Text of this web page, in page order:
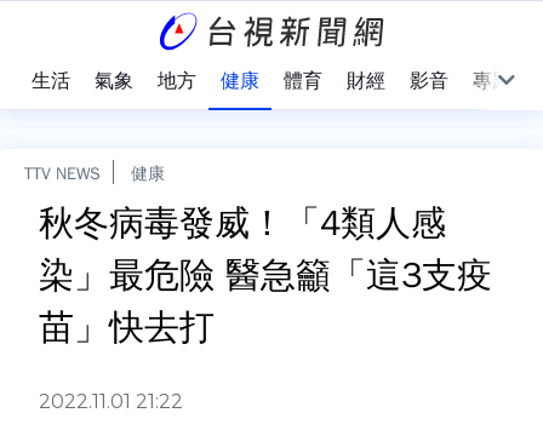
生活 氣象 地方 健康 體育 財經 影音 專題
TTV NEWS 健康
秋冬病毒發威！「4類人感
染」最危險 醫急籲「這3支疫
苗」快去打
2022.11.01 21:22